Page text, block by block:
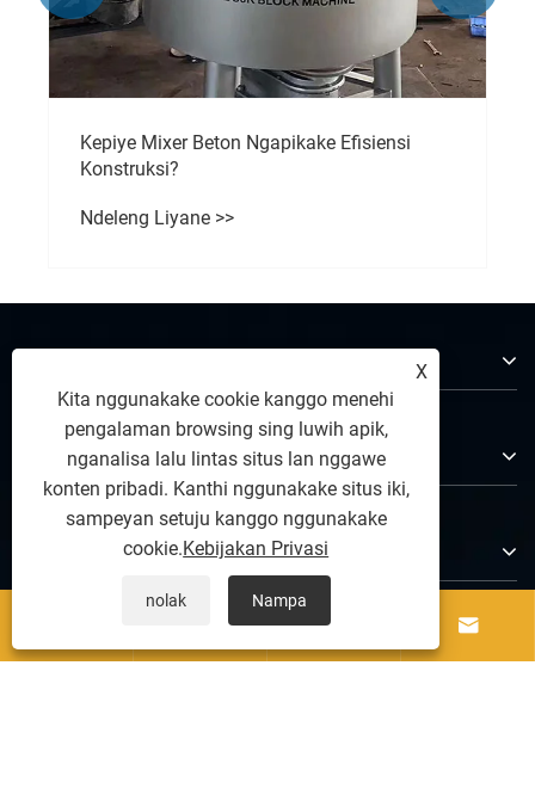
Kepiye Mixer Beton Ngapikake Efisiensi
Konstruksi?
Ndeleng Liyane >>
Produk
Hubungi Kita
Tindakake kita
 
X
Kita nggunakake cookie kanggo menehi
pengalaman browsing sing luwih apik,
nganalisa lalu lintas situs lan nggawe
konten pribadi. Kanthi nggunakake situs iki,
sampeyan setuju kanggo nggunakake
cookie.Kebijakan Privasi
nolak Nampa